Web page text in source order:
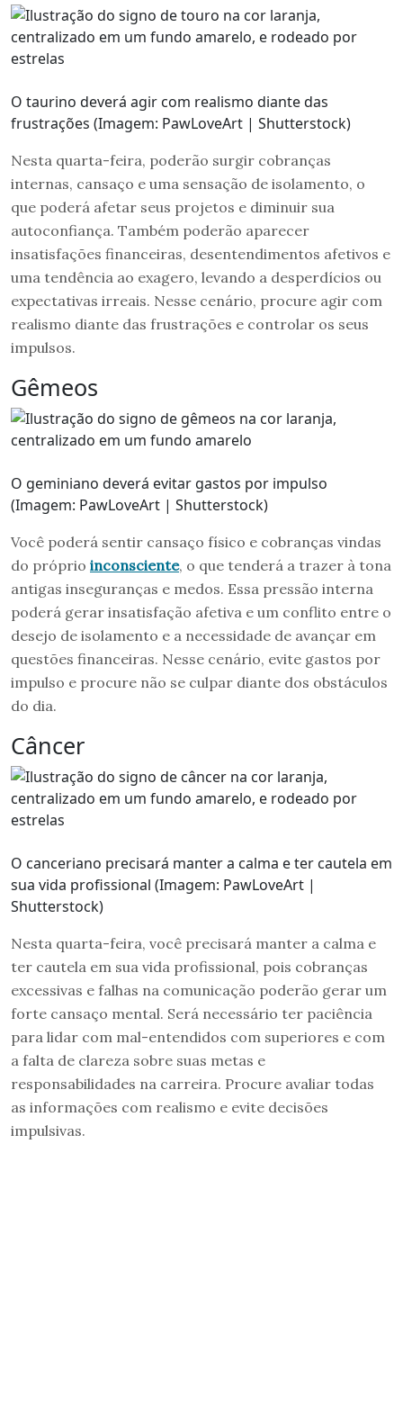
O taurino deverá agir com realismo diante das
frustrações (Imagem: PawLoveArt | Shutterstock)
Nesta quarta-feira, poderão surgir cobranças
internas, cansaço e uma sensação de isolamento, o
que poderá afetar seus projetos e diminuir sua
autoconfiança. Também poderão aparecer
insatisfações financeiras, desentendimentos afetivos e
uma tendência ao exagero, levando a desperdícios ou
expectativas irreais. Nesse cenário, procure agir com
realismo diante das frustrações e controlar os seus
impulsos.
Gêmeos
O geminiano deverá evitar gastos por impulso
(Imagem: PawLoveArt | Shutterstock)
Você poderá sentir cansaço físico e cobranças vindas
do próprio inconsciente, o que tenderá a trazer à tona
antigas inseguranças e medos. Essa pressão interna
poderá gerar insatisfação afetiva e um conflito entre o
desejo de isolamento e a necessidade de avançar em
questões financeiras. Nesse cenário, evite gastos por
impulso e procure não se culpar diante dos obstáculos
do dia.
Câncer
O canceriano precisará manter a calma e ter cautela em
sua vida profissional (Imagem: PawLoveArt |
Shutterstock)
Nesta quarta-feira, você precisará manter a calma e
ter cautela em sua vida profissional, pois cobranças
excessivas e falhas na comunicação poderão gerar um
forte cansaço mental. Será necessário ter paciência
para lidar com mal-entendidos com superiores e com
a falta de clareza sobre suas metas e
responsabilidades na carreira. Procure avaliar todas
as informações com realismo e evite decisões
impulsivas.